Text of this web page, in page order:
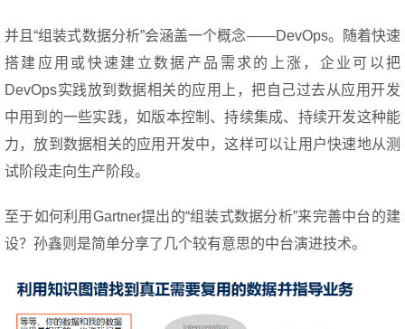
并且“组装式数据分析”会涵盖一个概念——DevOps。随着快速
搭建应用或快速建立数据产品需求的上涨，企业可以把
DevOps实践放到数据相关的应用上，把自己过去从应用开发
中用到的一些实践，如版本控制、持续集成、持续开发这种能
力，放到数据相关的应用开发中，这样可以让用户快速地从测
试阶段走向生产阶段。
至于如何利用Gartner提出的“组装式数据分析”来完善中台的建
设？孙鑫则是简单分享了几个较有意思的中台演进技术。